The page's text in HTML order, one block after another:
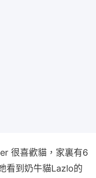
很喜歡貓，家裏有6
看到奶牛貓Lazlo的